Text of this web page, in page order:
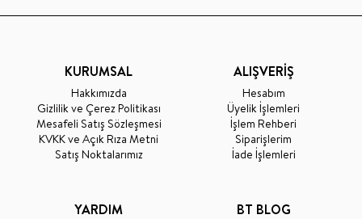
KURUMSAL
Hakkımızda
Gizlilik ve Çerez Politikası
Mesafeli Satış Sözleşmesi
KVKK ve Açık Rıza Metni
Satış Noktalarımız
ALIŞVERİŞ
Hesabım
Üyelik İşlemleri
İşlem Rehberi
Siparişlerim
İade İşlemleri
YARDIM BT BLOG